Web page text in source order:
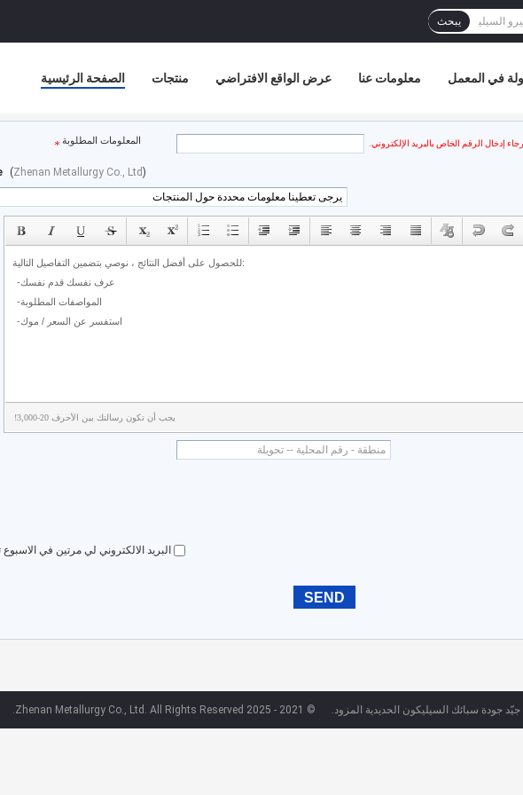
يبحث
الصفحة الرئيسية منتجات عرض الواقع الافتراضي معلومات عنا في المعمل
إدخال الرقم الخاص بالبريد الإلكتروني. المعلومات المطلوبة
(Zhenan Metallurgy Co., Ltd)
يجب أن تكون رسالتك بين الأحرف 20-3,000!
البريد الالكتروني لي مرتين في
جيّد جودة سبائك السيليكون الحديدية المزود. © 2021 - 2025 Zhenan Metallurgy Co., Ltd. All Rights Reserved.